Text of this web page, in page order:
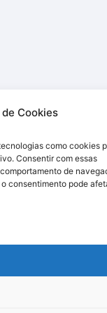
Cookies
como cookies
Consentir com essas
de
consentimento pode